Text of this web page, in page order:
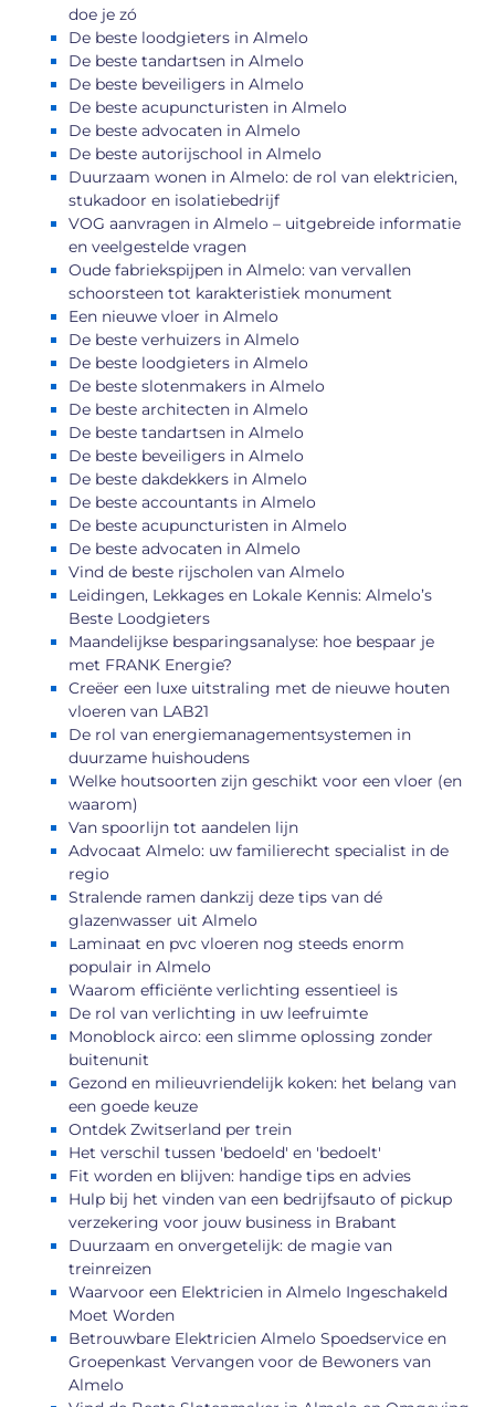
doe je zó
De beste loodgieters in Almelo
De beste tandartsen in Almelo
De beste beveiligers in Almelo
De beste acupuncturisten in Almelo
De beste advocaten in Almelo
De beste autorijschool in Almelo
Duurzaam wonen in Almelo: de rol van elektricien,
stukadoor en isolatiebedrijf
VOG aanvragen in Almelo – uitgebreide informatie
en veelgestelde vragen
Oude fabriekspijpen in Almelo: van vervallen
schoorsteen tot karakteristiek monument
Een nieuwe vloer in Almelo
De beste verhuizers in Almelo
De beste loodgieters in Almelo
De beste slotenmakers in Almelo
De beste architecten in Almelo
De beste tandartsen in Almelo
De beste beveiligers in Almelo
De beste dakdekkers in Almelo
De beste accountants in Almelo
De beste acupuncturisten in Almelo
De beste advocaten in Almelo
Vind de beste rijscholen van Almelo
Leidingen, Lekkages en Lokale Kennis: Almelo’s
Beste Loodgieters
Maandelijkse besparingsanalyse: hoe bespaar je
met FRANK Energie?
Creëer een luxe uitstraling met de nieuwe houten
vloeren van LAB21
De rol van energiemanagementsystemen in
duurzame huishoudens
Welke houtsoorten zijn geschikt voor een vloer (en
waarom)
Van spoorlijn tot aandelen lijn
Advocaat Almelo: uw familierecht specialist in de
regio
Stralende ramen dankzij deze tips van dé
glazenwasser uit Almelo
Laminaat en pvc vloeren nog steeds enorm
populair in Almelo
Waarom efficiënte verlichting essentieel is
De rol van verlichting in uw leefruimte
Monoblock airco: een slimme oplossing zonder
buitenunit
Gezond en milieuvriendelijk koken: het belang van
een goede keuze
Ontdek Zwitserland per trein
Het verschil tussen 'bedoeld' en 'bedoelt'
Fit worden en blijven: handige tips en advies
Hulp bij het vinden van een bedrijfsauto of pickup
verzekering voor jouw business in Brabant
Duurzaam en onvergetelijk: de magie van
treinreizen
Waarvoor een Elektricien in Almelo Ingeschakeld
Moet Worden
Betrouwbare Elektricien Almelo Spoedservice en
Groepenkast Vervangen voor de Bewoners van
Almelo